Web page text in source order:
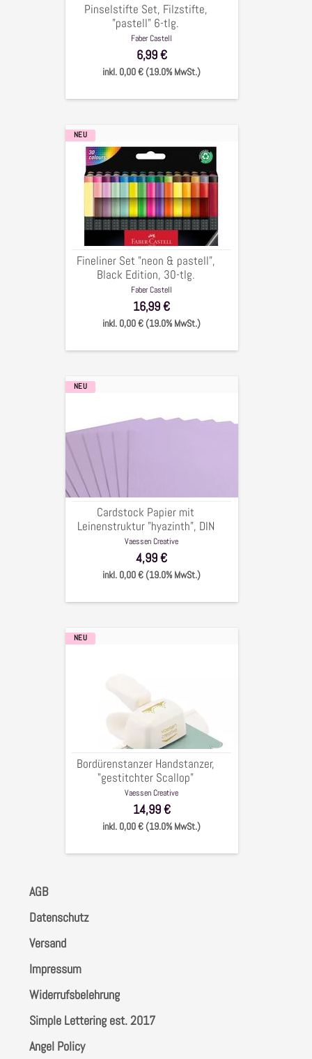
Pinselstifte Set, Filzstifte,
"pastell" 6-tlg.
Faber Castell
6,99 €
inkl. 0,00 € (19.0% MwSt.)
Fineliner
Set
"neon
pastell",
Black
30-
tlg.
NEU
Fineliner Set "neon & pastell",
Black Edition, 30-tlg.
Faber Castell
16,99 €
inkl. 0,00 € (19.0% MwSt.)
Cardstock
mit
Leinenstruktur
"hyazinth",
DIN
A4.
216g/qm,
10
Bögen
NEU
Cardstock Papier mit
Leinenstruktur "hyazinth", DIN
A4. 216g/qm, 10 Bögen
Vaessen Creative
4,99 €
inkl. 0,00 € (19.0% MwSt.)
Bordürenstanzer
Scallop"
NEU
Bordürenstanzer Handstanzer,
"gestitchter Scallop"
Vaessen Creative
14,99 €
inkl. 0,00 € (19.0% MwSt.)
AGB
Datenschutz
Versand
Impressum
Widerrufsbelehrung
Simple Lettering est. 2017
Angel Policy